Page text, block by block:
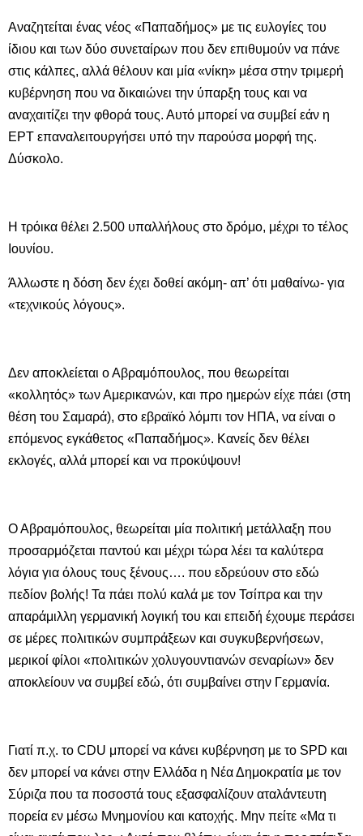
Αναζητείται ένας νέος «Παπαδήμος» με τις ευλογίες του
ίδιου και των δύο συνεταίρων που δεν επιθυμούν να πάνε
στις κάλπες, αλλά θέλουν και μία «νίκη» μέσα στην τριμερή
κυβέρνηση που να δικαιώνει την ύπαρξη τους και να
αναχαιτίζει την φθορά τους. Αυτό μπορεί να συμβεί εάν η
ΕΡΤ επαναλειτουργήσει υπό την παρούσα μορφή της.
Δύσκολο.
Η τρόικα θέλει 2.500 υπαλλήλους στο δρόμο, μέχρι το τέλος
Ιουνίου.
Άλλωστε η δόση δεν έχει δοθεί ακόμη- απ’ ότι μαθαίνω- για
«τεχνικούς λόγους».
Δεν αποκλείεται ο Αβραμόπουλος, που θεωρείται
«κολλητός» των Αμερικανών, και προ ημερών είχε πάει (στη
θέση του Σαμαρά), στο εβραϊκό λόμπι τoν ΗΠΑ, να είναι ο
επόμενος εγκάθετος «Παπαδήμος». Κανείς δεν θέλει
εκλογές, αλλά μπορεί και να προκύψουν!
Ο Αβραμόπουλος, θεωρείται μία πολιτική μετάλλαξη που
προσαρμόζεται παντού και μέχρι τώρα λέει τα καλύτερα
λόγια για όλους τους ξένους…. που εδρεύουν στο εδώ
πεδίον βολής! Τα πάει πολύ καλά με τον Τσίπρα και την
απαράμιλλη γερμανική λογική του και επειδή έχουμε περάσει
σε μέρες πολιτικών συμπράξεων και συγκυβερνήσεων,
μερικοί φίλοι «πολιτικών χολυγουντιανών σεναρίων» δεν
αποκλείουν να συμβεί εδώ, ότι συμβαίνει στην Γερμανία.
Γιατί π.χ. το CDU μπορεί να κάνει κυβέρνηση με το SPD και
δεν μπορεί να κάνει στην Ελλάδα η Νέα Δημοκρατία με τον
Σύριζα που τα ποσοστά τους εξασφαλίζουν αταλάντευτη
πορεία εν μέσω Μνημονίου και κατοχής. Μην πείτε «Μα τι